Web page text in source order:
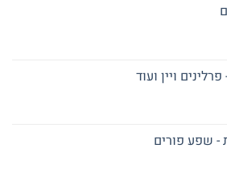
ויין ועוד
- שפע פורים